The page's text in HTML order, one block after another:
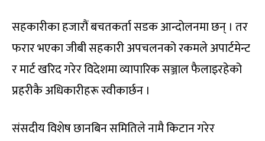
सहकारीका हजारौं बचतकर्ता सडक आन्दोलनमा छन् । तर
फरार भएका जीबी सहकारी अपचलनको रकमले अपार्टमेन्ट
र मार्ट खरिद गरेर विदेशमा व्यापारिक सञ्जाल फैलाइरहेको
प्रहरीकै अधिकारीहरू स्वीकार्छन ।
संसदीय विशेष छानबिन समितिले नामै किटान गरेर